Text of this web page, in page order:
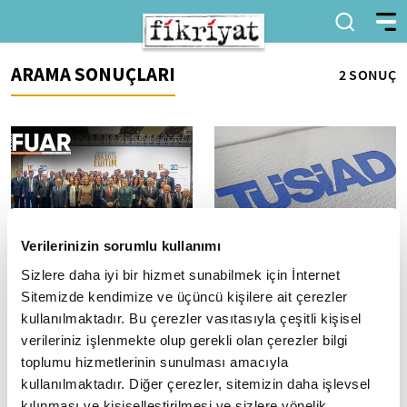
Verilerinizin sorumlu kullanımı
Sizlere daha iyi bir hizmet sunabilmek için İnternet
Sitemizde kendimize ve üçüncü kişilere ait çerezler
kullanılmaktadır. Bu çerezler vasıtasıyla çeşitli kişisel
verileriniz işlenmekte olup gerekli olan çerezler bilgi
toplumu hizmetlerinin sunulması amacıyla
kullanılmaktadır. Diğer çerezler, sitemizin daha işlevsel
ARAMA SONUÇLARI 2 SONUÇ
TÜRKONFED'in 15. Olağan
Genel Kurulu
gerçekleştirildi
Türk İş Dünyası
Konfederasyonunun
(TÜRKONFED) 15. Olağan Genel
Kurulu, "Cumhuriyetin İkinci
Yüzyılında Ana Rota Eğitim"...
TÜSİAD, "Dönüşümü
Başlat! İş Fikri Yarışması"
ile genç girişimci adaylarını
destekliyor
Türk Sanayicileri ve İş İnsanları
Derneği (TÜSİAD) Bu Gençlikte
İŞ Var! Girişimcilik Programı'nın
ilk çağrı dönemi "Dönüşümü...